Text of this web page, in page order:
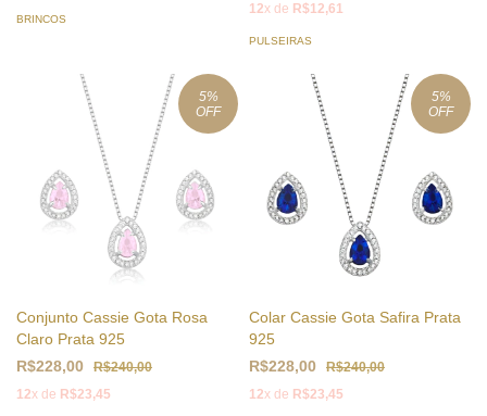
BRINCOS
12x de R$12,61
PULSEIRAS
5%
OFF
Conjunto Cassie Gota Rosa
Claro Prata 925
R$228,00
R$240,00
12x de R$23,45
5%
OFF
Colar Cassie Gota Safira Prata
925
R$228,00
R$240,00
12x de R$23,45